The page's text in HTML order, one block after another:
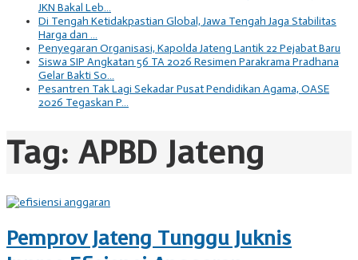
JKN Bakal Leb…
Di Tengah Ketidakpastian Global, Jawa Tengah Jaga Stabilitas
Harga dan …
Penyegaran Organisasi, Kapolda Jateng Lantik 22 Pejabat Baru
Siswa SIP Angkatan 56 TA 2026 Resimen Parakrama Pradhana
Gelar Bakti So…
Pesantren Tak Lagi Sekadar Pusat Pendidikan Agama, OASE
2026 Tegaskan P…
Tag: APBD Jateng
Pemprov Jateng Tunggu Juknis